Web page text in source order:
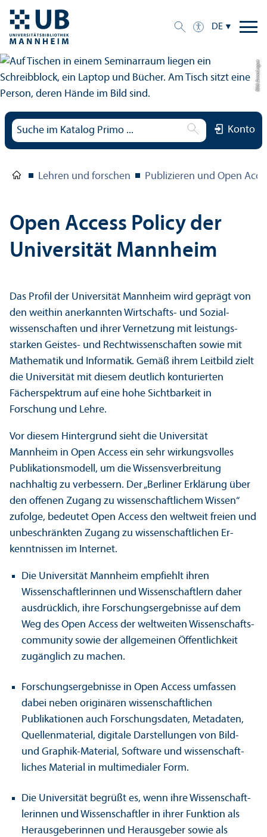
DE
Bild: Anna Logue
Konto
Lehren und forschen Publizieren und Open
Open Access Policy der
Universität Mannheim
Das Profil der Universität Mannheim wird geprägt von
den weithin anerkannten Wirtschafts- und Sozial­
wissenschaften und ihrer Vernetzung mit leistungs­
starken Geistes- und Recht­wissenschaften sowie mit
Mathematik und Informatik. Gemäß ihrem Leitbild zielt
die Universität mit diesem deutlich konturierten
Fächerspektrum auf eine hohe Sichtbarkeit in
Forschung und Lehre.
Vor diesem Hintergrund sieht die Universität
Mannheim in Open Access ein sehr wirkungs­volles
Publikations­modell, um die Wissensverbreitung
nachhaltig zu verbessern. Der „Berliner Erklärung über
den offenen Zugang zu wissenschaft­lichem Wissen“
zufolge, bedeutet Open Access den weltweit freien und
unbeschränkten Zugang zu wissenschaft­lichen Er­
kenntnissen im Internet.
Die Universität Mannheim empfiehlt ihren
Wissenschaft­lerinnen und Wissenschaft­lern daher
ausdrücklich, ihre Forschungs­ergebnisse auf dem
Weg des Open Access der weltweiten Wissenschafts­
community sowie der allgemeinen Öffentlichkeit
zugänglich zu machen.
Forschungs­ergebnisse in Open Access umfassen
dabei neben originären wissenschaft­lichen
Publikationen auch Forschungs­daten, Metadaten,
Quellenmaterial, digitale Darstellungen von Bild-
und Graphik-Material, Software und wissenschaft­
liches Material in multimedialer Form.
Die Universität begrüßt es, wenn ihre Wissenschaft­
lerinnen und Wissenschaft­ler in ihrer Funktion als
Herausgeberinnen und Herausgeber sowie als